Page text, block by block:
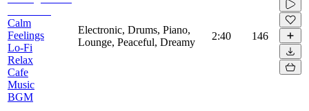
Calm
Feelings
Lo-Fi
Relax
Cafe
Music
BGM
Electronic, Drums, Piano,
Lounge, Peaceful, Dreamy
2:40 146